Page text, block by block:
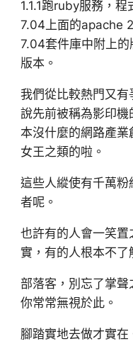
1.1.1跑ruby服務，
7.04上面的apache
7.04套件庫中附上
版本。
我們從比較熱門又
說先前被稱為影印
本沒什麼的網路產業
女王之類的啦。
這些人縱使有千萬
者呢。
也許有的人會一笑
實，有的人根本不了
部落客，別忘了掌
你常常無視於此。
腳踏實地去做才實在